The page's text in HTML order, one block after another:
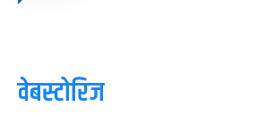
वेबस्टोरिज